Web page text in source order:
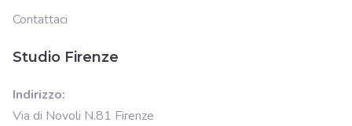
Contattaci
Studio Firenze
Indirizzo:
Via di Novoli N.81 Firenze